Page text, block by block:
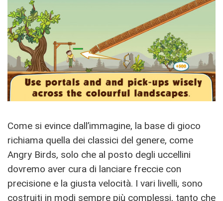
Come si evince dall’immagine, la base di gioco
richiama quella dei classici del genere, come
Angry Birds, solo che al posto degli uccellini
dovremo aver cura di lanciare freccie con
precisione e la giusta velocità. I vari livelli, sono
costruiti in modi sempre più complessi, tanto che